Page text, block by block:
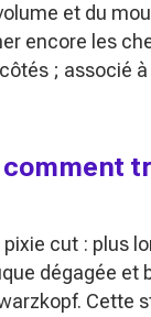
et du
encore les
; associé
cut : plus
dégagée
Cette